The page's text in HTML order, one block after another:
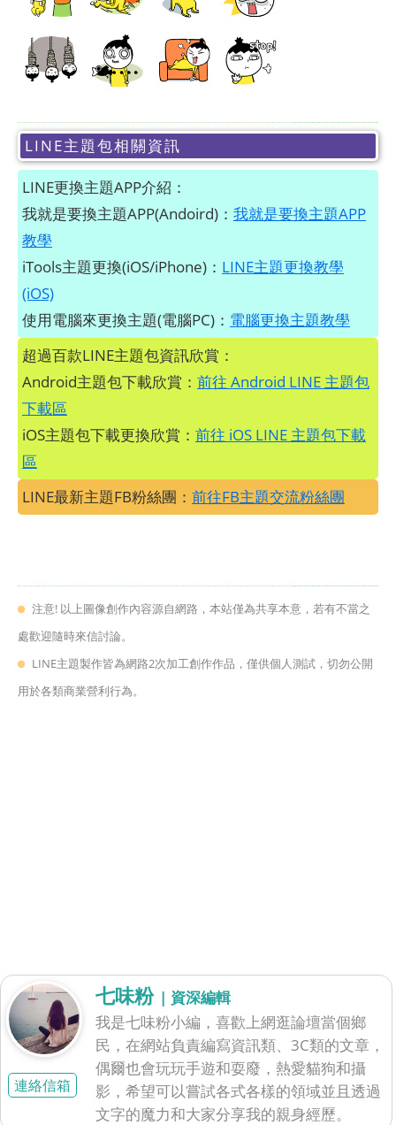
LINE主題包相關資訊
LINE更換主題APP介紹：
我就是要換主題APP(Andoird)： 我就是要換主題APP
教學
iTools主題更換(iOS/iPhone)： LINE主題更換教學
(iOS)
使用電腦來更換主題(電腦PC)： 電腦更換主題教學
超過百款LINE主題包資訊欣賞：
Android主題包下載欣賞： 前往 Android LINE 主題包
下載區
iOS主題包下載更換欣賞： 前往 iOS LINE 主題包下載
區
LINE最新主題FB粉絲團： 前往FB主題交流粉絲團
注意! 以上圖像創作內容源自網路，本站僅為共享本意，若有不當之
處歡迎隨時來信討論。
LINE主題製作皆為網路2次加工創作作品，僅供個人測試，切勿公開
用於各類商業營利行為。
連絡信箱
七味粉 | 資深編輯
我是七味粉小編，喜歡上網逛論壇當個鄉
民，在網站負責編寫資訊類、3C類的文章，
偶爾也會玩玩手遊和耍廢，熱愛貓狗和攝
影，希望可以嘗試各式各樣的領域並且透過
文字的魔力和大家分享我的親身經歷。